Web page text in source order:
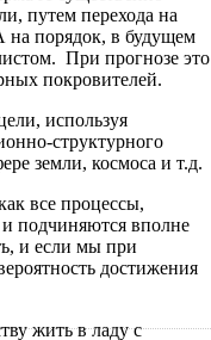
путем перехода на
на порядок, в будущем
При прогнозе это
покровителей.
используя
структурного
земли, космоса и т.д.
все процессы,
подчиняются вполне
и если мы при
достижения
жить в ладу с